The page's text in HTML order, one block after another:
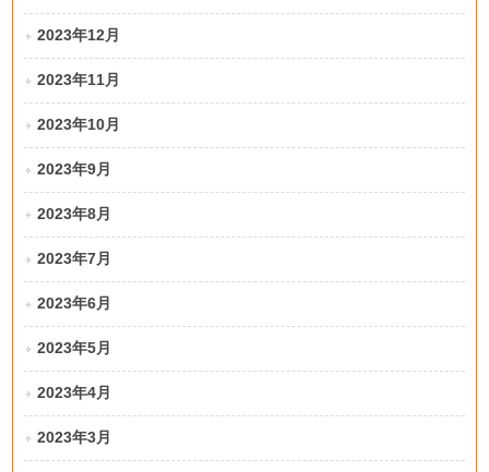
2023年12月
2023年11月
2023年10月
2023年9月
2023年8月
2023年7月
2023年6月
2023年5月
2023年4月
2023年3月